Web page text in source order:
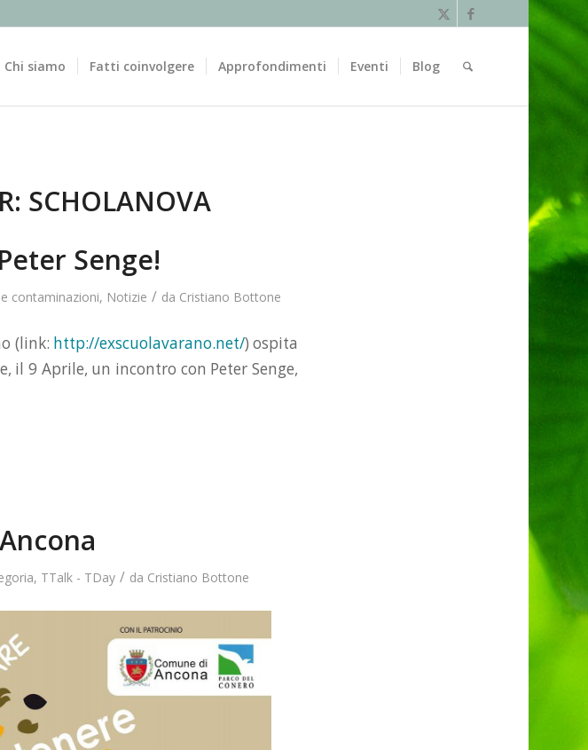
Chi siamo Fatti coinvolgere Approfondimenti Eventi Blog
SCHOLANOVA
Senge!
contaminazioni, Notizie / da Cristiano Bottone
(link: http://exscuolavarano.net/) ospita
il 9 Aprile, un incontro con Peter Senge,
, TTalk - TDay / da Cristiano Bottone